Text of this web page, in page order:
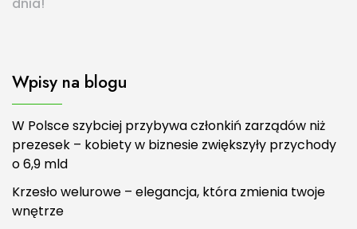
dnia!
Wpisy na blogu
W Polsce szybciej przybywa członkiń zarządów niż
prezesek – kobiety w biznesie zwiększyły przychody
o 6,9 mld
Krzesło welurowe – elegancja, która zmienia twoje
wnętrze